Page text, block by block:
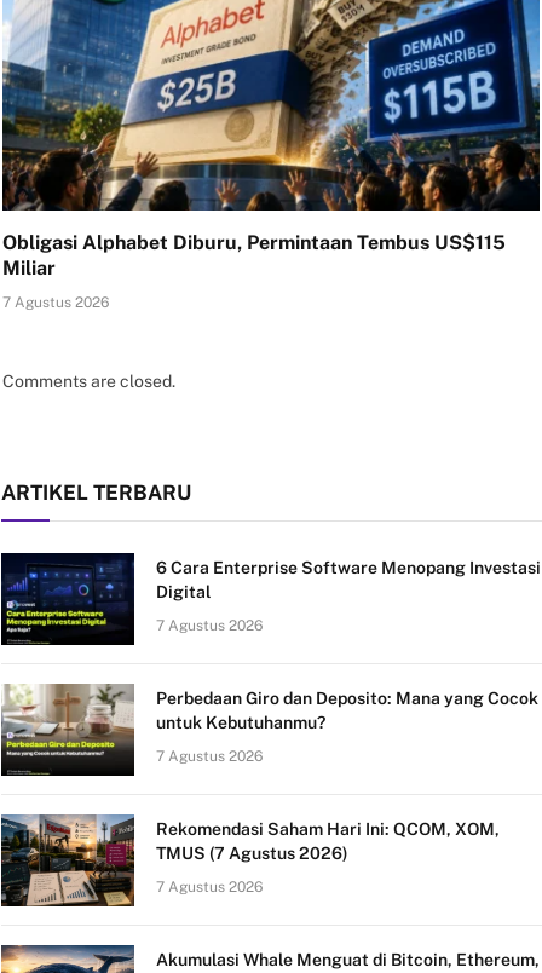
Obligasi Alphabet Diburu, Permintaan Tembus US$115
Miliar
7 Agustus 2026
Comments are closed.
ARTIKEL TERBARU
6 Cara Enterprise Software Menopang Investasi
Digital
7 Agustus 2026
Perbedaan Giro dan Deposito: Mana yang Cocok
untuk Kebutuhanmu?
7 Agustus 2026
Rekomendasi Saham Hari Ini: QCOM, XOM,
TMUS (7 Agustus 2026)
7 Agustus 2026
Akumulasi Whale Menguat di Bitcoin, Ethereum,